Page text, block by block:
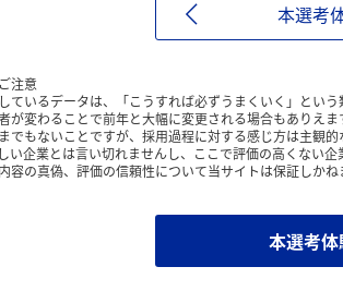
本選考
注意
ているデータは、「こうすれば必ずうまくいく」とい
が変わることで前年と大幅に変更される場合もありえま
でもないことですが、採用過程に対する感じ方は主観
い企業とは言い切れませんし、ここで評価の高くない企
容の真偽、評価の信頼性について当サイトは保証しか
本選考